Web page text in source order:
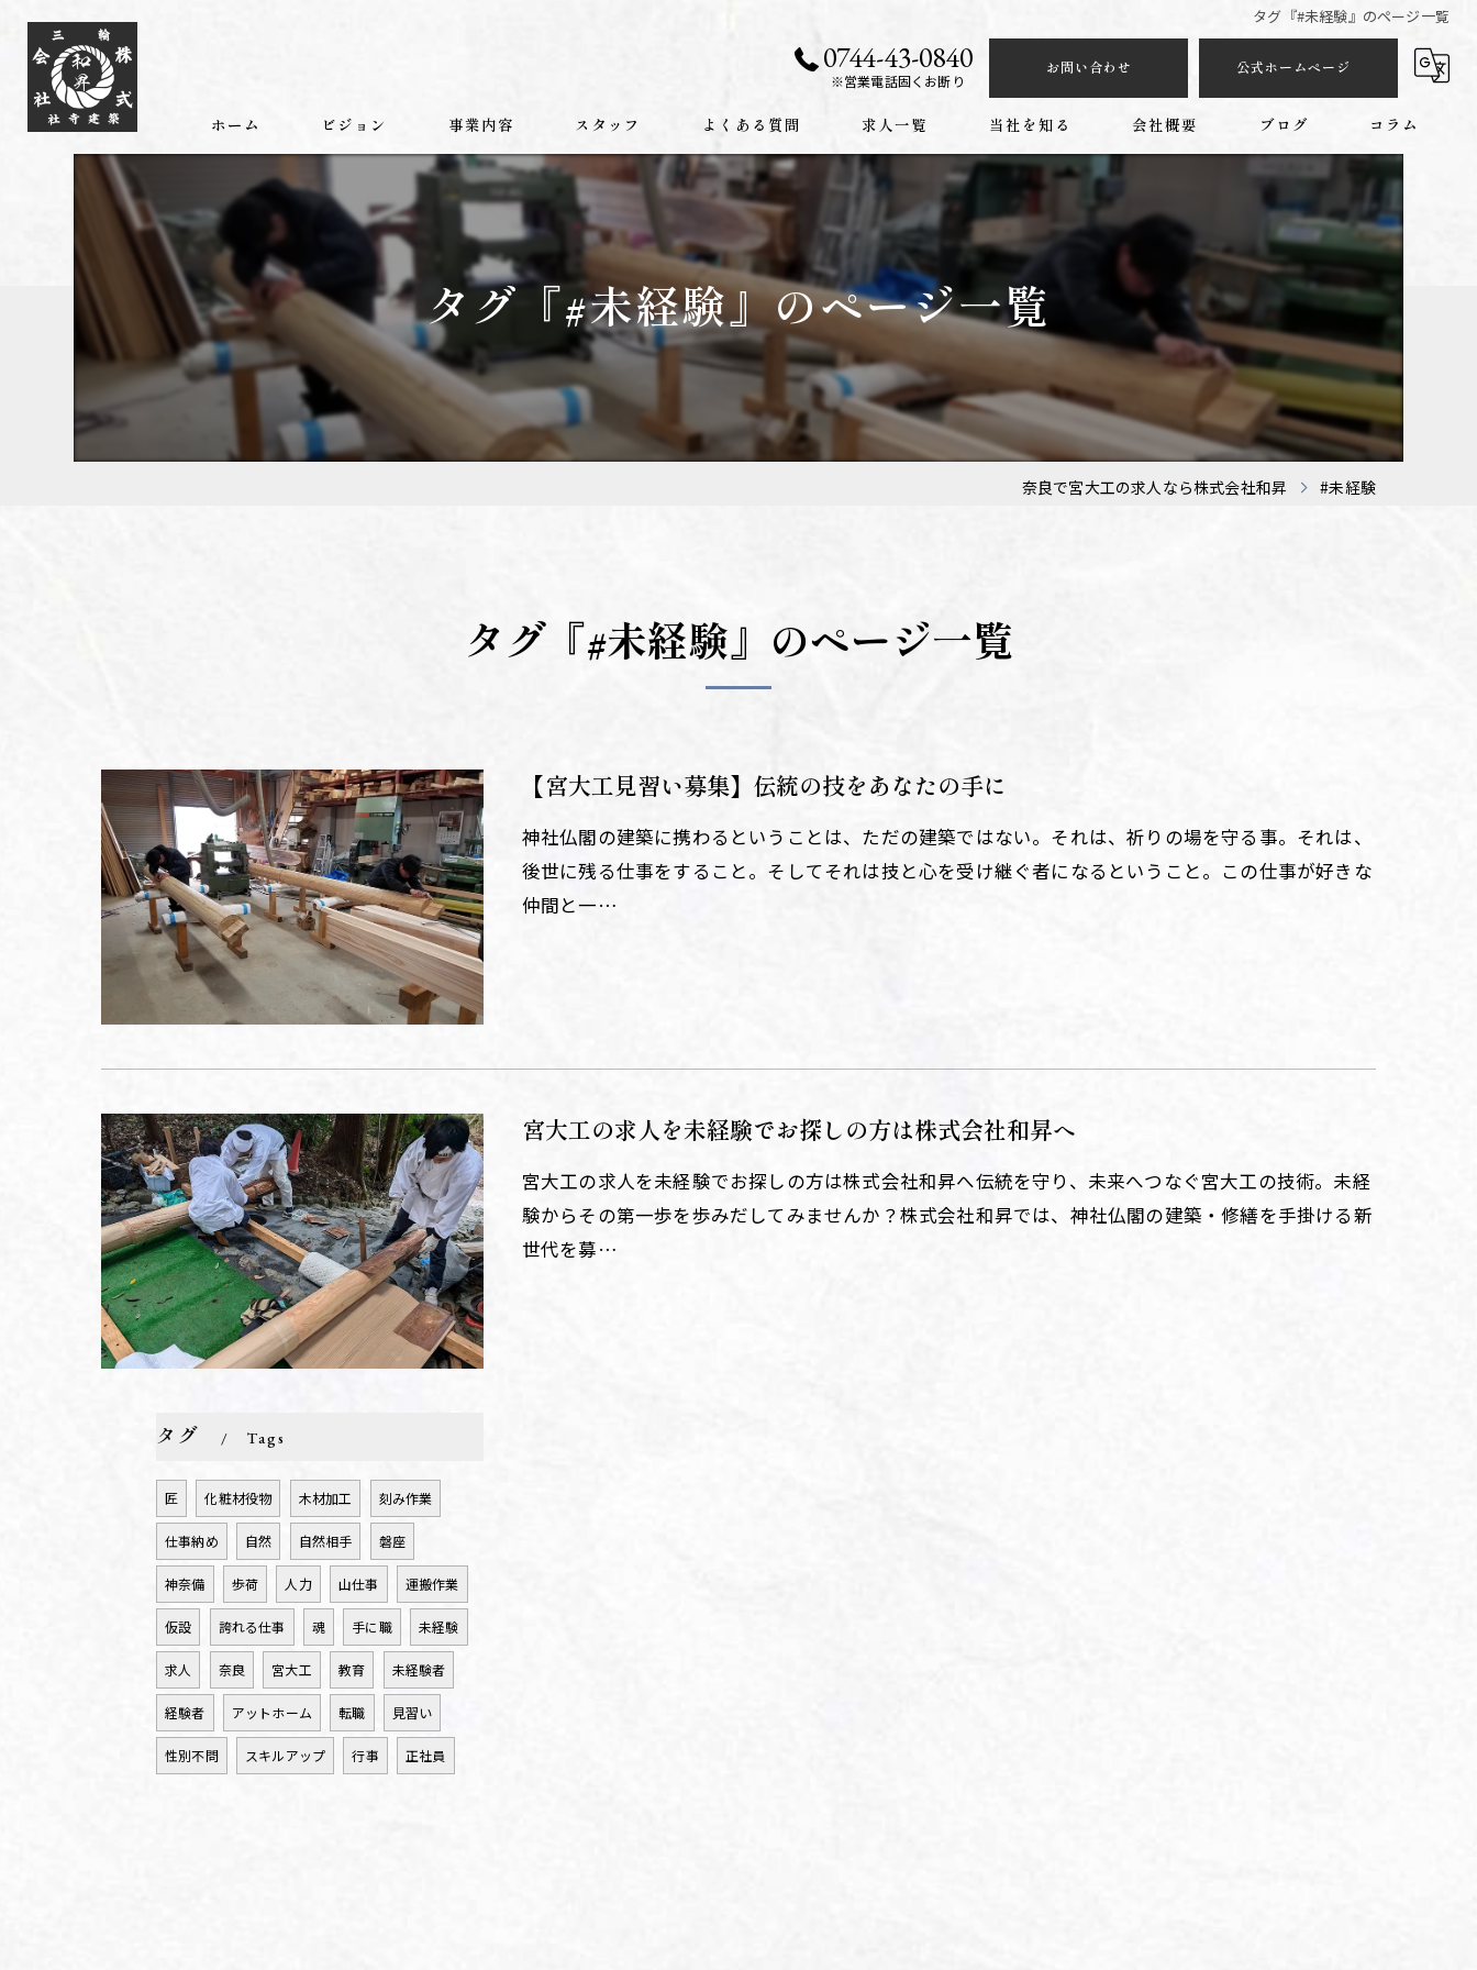
タグ『#未経験』のページ一覧
0744-43-0840
※営業電話固くお断り
お問い合わせ 公式ホームページ
ホーム ビジョン 事業内容 スタッフ よくある質問 求人一覧 当社を知る
施工管理
中途
学歴不問
新卒
会社概要 ブログ コラム
タグ『#未経験』のページ一覧
奈良で宮大工の求人なら株式会社和昇 #未経験
タグ『#未経験』のページ一覧
【宮大工見習い募集】伝統の技をあなたの手に
神社仏閣の建築に携わるということは、ただの建築ではない。それは、祈りの場を守る事。それは、
後世に残る仕事をすること。そしてそれは技と心を受け継ぐ者になるということ。この仕事が好きな
仲間と一…
宮大工の求人を未経験でお探しの方は株式会社和昇へ
宮大工の求人を未経験でお探しの方は株式会社和昇へ伝統を守り、未来へつなぐ宮大工の技術。未経
験からその第一歩を歩みだしてみませんか？株式会社和昇では、神社仏閣の建築・修繕を手掛ける新
世代を募…
タグ Tags
匠 化粧材役物 木材加工 刻み作業
仕事納め 自然 自然相手 磐座
神奈備 歩荷 人力 山仕事 運搬作業
仮設 誇れる仕事 魂 手に職 未経験
求人 奈良 宮大工 教育 未経験者
経験者 アットホーム 転職 見習い
性別不問 スキルアップ 行事 正社員